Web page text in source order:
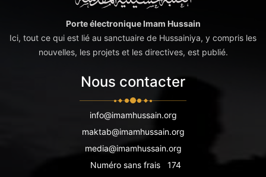
Porte électronique Imam Hussain
Ici, tout ce qui est lié au sanctuaire de Hussainiya, y compris les
nouvelles, les projets et les directives, est publié.
Nous contacter
info@imamhussain.org
maktab@imamhussain.org
media@imamhussain.org
Numéro sans frais
174